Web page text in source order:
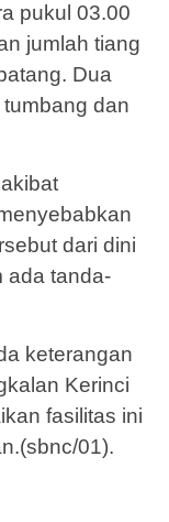
pukul 03.00
jumlah tiang
Dua
dan
dari dini
ada tanda-
keterangan
Kerinci
fasilitas ini
01).